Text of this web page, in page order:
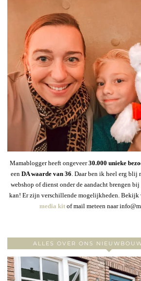
Mamablogger heeft ongeveer30.000 unieke
een DA waarde van 36. Daar ben ik heel erg
webshop of dienst onder de aandacht brengen
kan! Er zijn verschillende mogelijkheden. Bekijk
media kitof mail meteen naar
ALLES OVER ONS